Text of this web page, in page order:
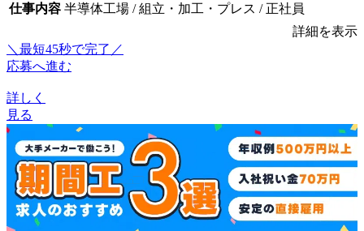
仕事内容 半導体工場 / 組立・加工・プレス / 正社員
詳細を表示
＼最短45秒で完了／
応募へ進む
詳しく
見る